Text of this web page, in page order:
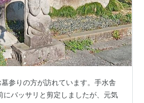
参りの方が訪れています。手水舎
にバッサリと剪定しましたが、元気